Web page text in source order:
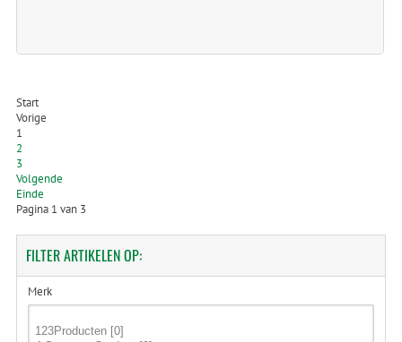
Start
Vorige
1
2
3
Volgende
Einde
Pagina 1 van 3
FILTERARTIKELEN OP:
Merk